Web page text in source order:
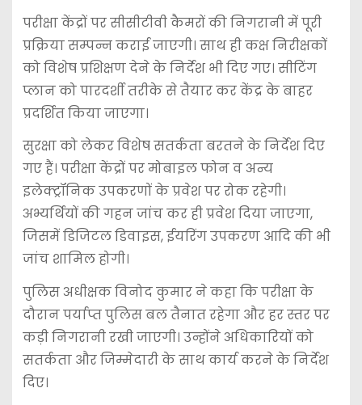
परीक्षा केंद्रों पर सीसीटीवी कैमरों की निगरानी में पूरी
प्रक्रिया सम्पन्न कराई जाएगी। साथ ही कक्ष निरीक्षकों
को विशेष प्रशिक्षण देने के निर्देश भी दिए गए। सीटिंग
प्लान को पारदर्शी तरीके से तैयार कर केंद्र के बाहर
प्रदर्शित किया जाएगा।
सुरक्षा को लेकर विशेष सतर्कता बरतने के निर्देश दिए
गए हैं। परीक्षा केंद्रों पर मोबाइल फोन व अन्य
इलेक्ट्रॉनिक उपकरणों के प्रवेश पर रोक रहेगी।
अभ्यर्थियों की गहन जांच कर ही प्रवेश दिया जाएगा,
जिसमें डिजिटल डिवाइस, ईयरिंग उपकरण आदि की भी
जांच शामिल होगी।
पुलिस अधीक्षक विनोद कुमार ने कहा कि परीक्षा के
दौरान पर्याप्त पुलिस बल तैनात रहेगा और हर स्तर पर
कड़ी निगरानी रखी जाएगी। उन्होंने अधिकारियों को
सतर्कता और जिम्मेदारी के साथ कार्य करने के निर्देश
दिए।